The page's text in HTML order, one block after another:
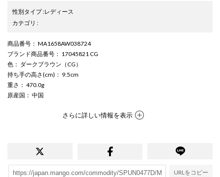
性別タイプ:レディース
カテゴリ :
商品番号 ： MA1658AW038724
ブランド商品番号 ： 17045821 CG
色 ： ダークブラウン（CG）
持ち手の高さ(cm) ： 9.5cm
重さ ： 470.0g
原産国 ： 中国
さらに詳しい情報を表示
URLをコピー